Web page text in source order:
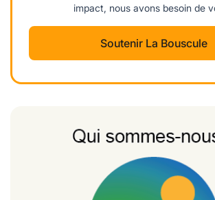
impact, nous avons besoin de
Soutenir La Bouscule